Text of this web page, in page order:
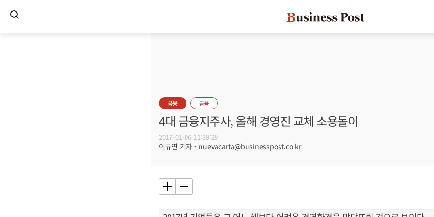
금융 금융
4대 금융지주사, 올해 경영진 교체 소용돌이
2017-01-06 11:39:29
이규연 기자 - nuevacarta@businesspost.co.kr